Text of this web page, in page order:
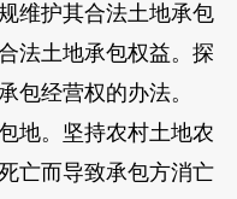
维护其合法土地承包
法土地承包权益。探
包经营权的办法。
。坚持农村土地农
亡而导致承包方消亡